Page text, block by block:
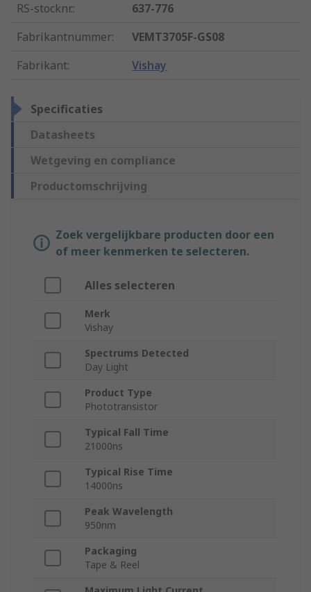
RS-stocknr.:
637-776
Fabrikantnummer:
VEMT3705F-GS08
Fabrikant: Vishay
Specificaties
Datasheets
Wetgeving en compliance
Productomschrijving
Zoek vergelijkbare producten door een
of meer kenmerken te selecteren.
Alles selecteren
Merk
Vishay
Spectrums Detected
Day Light
Product Type
Phototransistor
Typical Fall Time
21000ns
Typical Rise Time
14000ns
Peak Wavelength
950nm
Packaging
Tape & Reel